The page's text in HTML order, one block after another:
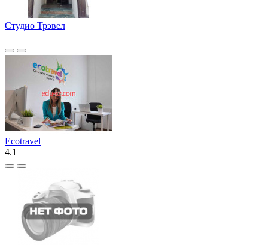
Студио Трэвел
Ecotravel
4.1